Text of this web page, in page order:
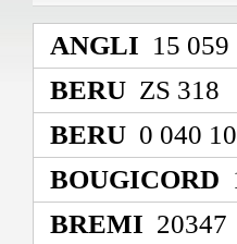
ANGLI 15 059
BERU ZS 318
BERU 0 040
BOUGICORD
BREMI 20347